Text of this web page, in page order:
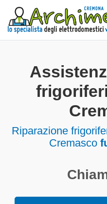
Riparazione
Cremasco